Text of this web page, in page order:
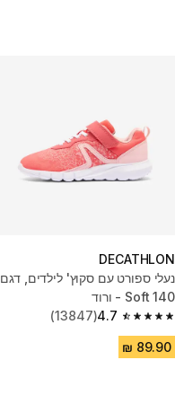
DECATHLON
נעלי ספורט עם סקוץ' לילדים, דגם
Soft 140 - ורוד
4.7
4.7 out of 5 stars from 13847 reviews
(13847)